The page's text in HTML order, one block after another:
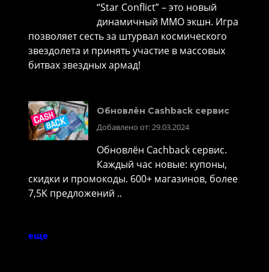
“Star Conflict” – это новый
динамичный MMO экшн. Игра
позволяет сесть за штурвал космического
звездолета и принять участие в массовых
битвах звездных армад!
Обновлён Cashback сервис
Добавлено от: 29.03.2024
Обновлён Cachback сервис.
Каждый час новые: купоны,
скидки и промокоды. 600+ магазинов, более
7,5K предложений ..
еще